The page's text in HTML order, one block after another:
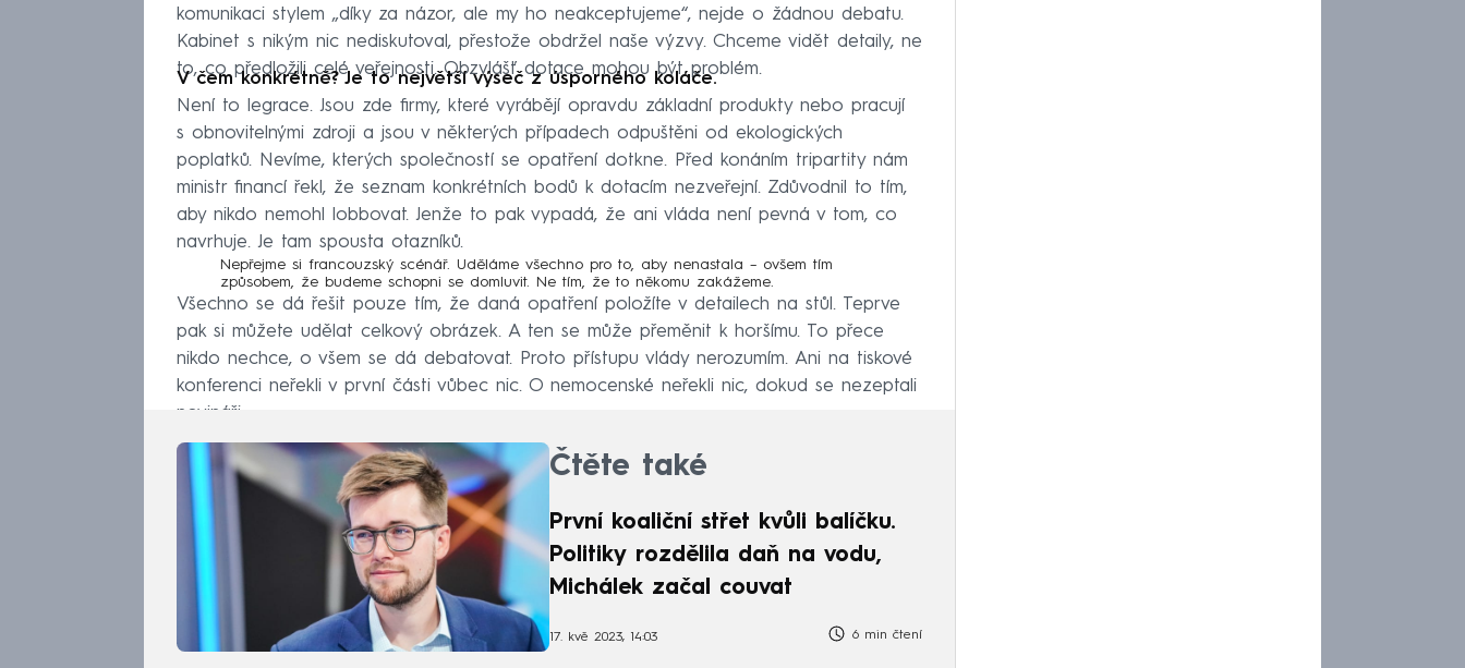
komunikaci stylem „díky za názor, ale my ho neakceptujeme“, nejde o žádnou debatu.
Kabinet s nikým nic nediskutoval, přestože obdržel naše výzvy. Chceme vidět detaily, ne
to, co předložili celé veřejnosti. Obzvlášť dotace mohou být problém.
V čem konkrétně? Je to největší výseč z úsporného koláče.
Není to legrace. Jsou zde firmy, které vyrábějí opravdu základní produkty nebo pracují
s obnovitelnými zdroji a jsou v některých případech odpuštěni od ekologických
poplatků. Nevíme, kterých společností se opatření dotkne. Před konáním tripartity nám
ministr financí řekl, že seznam konkrétních bodů k dotacím nezveřejní. Zdůvodnil to tím,
aby nikdo nemohl lobbovat. Jenže to pak vypadá, že ani vláda není pevná v tom, co
navrhuje. Je tam spousta otazníků.
Nepřejme si francouzský scénář. Uděláme všechno pro to, aby nenastala – ovšem tím
způsobem, že budeme schopni se domluvit. Ne tím, že to někomu zakážeme.
Všechno se dá řešit pouze tím, že daná opatření položíte v detailech na stůl. Teprve
pak si můžete udělat celkový obrázek. A ten se může přeměnit k horšímu. To přece
nikdo nechce, o všem se dá debatovat. Proto přístupu vlády nerozumím. Ani na tiskové
konferenci neřekli v první části vůbec nic. O nemocenské neřekli nic, dokud se nezeptali
novináři.
Čtěte také
První koaliční střet kvůli balíčku.
Politiky rozdělila daň na vodu,
Michálek začal couvat
17. kvě 2023, 14:03 6 min čtení